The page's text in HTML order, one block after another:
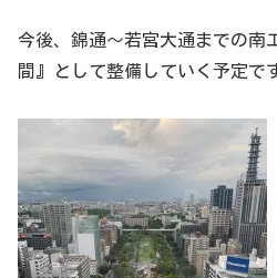
今後、錦通～若宮大通までの南
間』として整備していく予定で